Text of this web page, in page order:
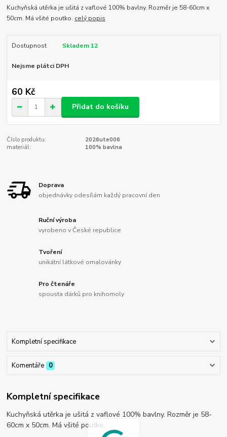
Kuchyňská utěrka je ušitá z vaflové 100% bavlny. Rozměr je 58-60cm x
50cm. Má všité poutko. celý popis
Dostupnost Skladem 12
Nejsme plátci DPH
60 Kč
Přidat do košíku
Číslo produktu:
2026ute006
materiál:
100% bavlna
Doprava
objednávky odesílám každý pracovní den
Ruční výroba
vyrobeno v České republice
Tvoření
unikátní látkové omalovánky
Pro čtenáře
spousta dárků pro knihomoly
Kompletní specifikace
Komentáře 0
Kompletní specifikace
Kuchyňská utěrka je ušitá z vaflové 100% bavlny. Rozměr je 58-
60cm x 50cm. Má všité poutko.